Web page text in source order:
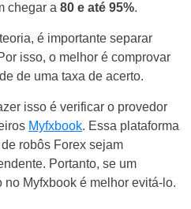
chegar a 80 e até 95%.
é importante separar
isso, o melhor é comprovar
de uma taxa de acerto.
isso é verificar o provedor
Myfxbook. Essa plataforma
robôs Forex sejam
Portanto, se um
Myfxbook é melhor evitá-lo.